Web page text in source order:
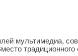
мультимедиа,
традиционного